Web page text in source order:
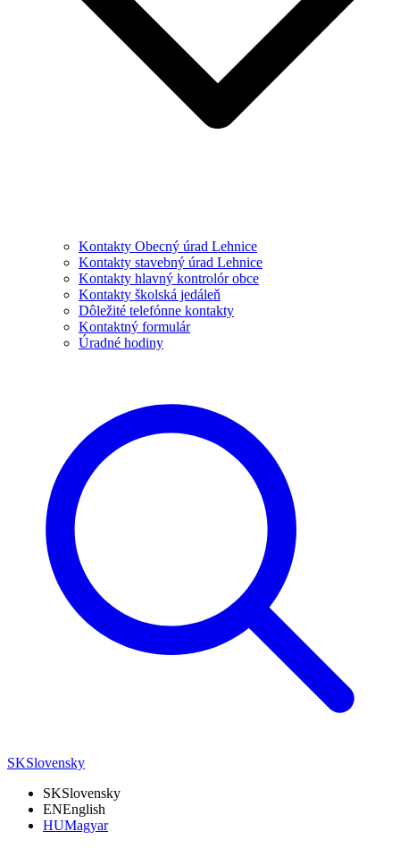
Kontakty Obecný úrad Lehnice
Kontakty stavebný úrad Lehnice
Kontakty hlavný kontrolór obce
Kontakty školská jedáleň
Dôležité telefónne kontakty
Kontaktný formulár
Úradné hodiny
SKSlovensky
SKSlovensky
ENEnglish
HUMagyar